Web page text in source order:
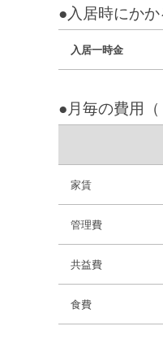
●入居時にか
入居一時金
●月毎の費用（
家賃
管理費
共益費
食費